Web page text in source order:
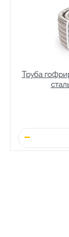
Труба